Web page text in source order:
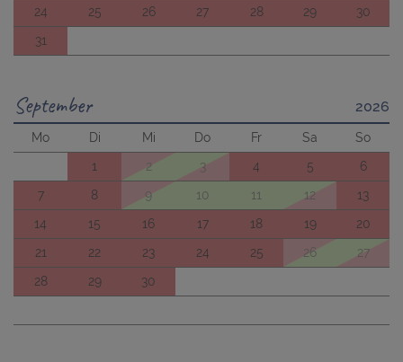
24
25 26 27 28 29
30
31
September 2026
Mo Di Mi Do Fr Sa
So
1
2 3 4 5
6
7
8 9 10 11 12
13
14
15 16 17 18 19
20
21
22 23 24 25 26
27
28
29 30